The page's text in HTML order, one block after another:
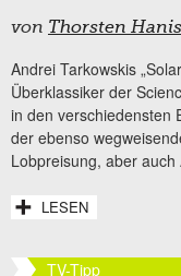
von Thorsten
Andrei Tarkowskis
Überklassiker der
in den verschiedensten
der ebenso
Lobpreisung, aber
LESEN
TV-Tipp